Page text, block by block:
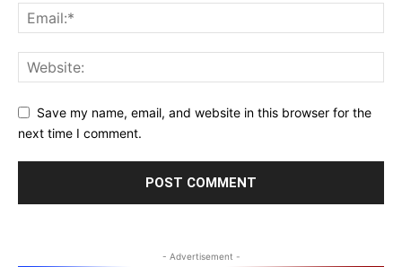
Save my name, email, and website in this browser for the
next time I comment.
- Advertisement -